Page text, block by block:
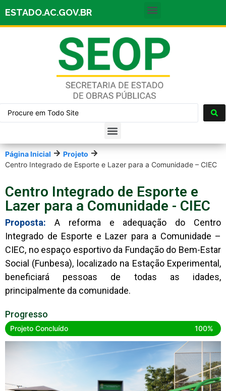
ESTADO.AC.GOV.BR
Página Inicial
Projeto
Centro Integrado de Esporte e Lazer para a Comunidade – CIEC
Centro Integrado de Esporte e
Lazer para a Comunidade - CIEC
Proposta: A reforma e adequação do Centro
Integrado de Esporte e Lazer para a Comunidade –
CIEC, no espaço esportivo da Fundação do Bem-Estar
Social (Funbesa), localizado na Estação Experimental,
beneficiará pessoas de todas as idades,
principalmente da comunidade.
Progresso
Projeto Concluído 100%